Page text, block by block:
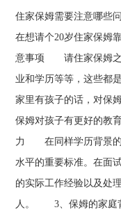
住家保姆需要注意哪
在想请个20岁住家保姆
意事项 请住家保姆之
业和学历等等，这些都
家里有孩子的话，对保
保姆对孩子有更好的
力 在同样学历背景的
水平的重要标准。在面
的实际工作经验以及处
人。 3、保姆的家庭